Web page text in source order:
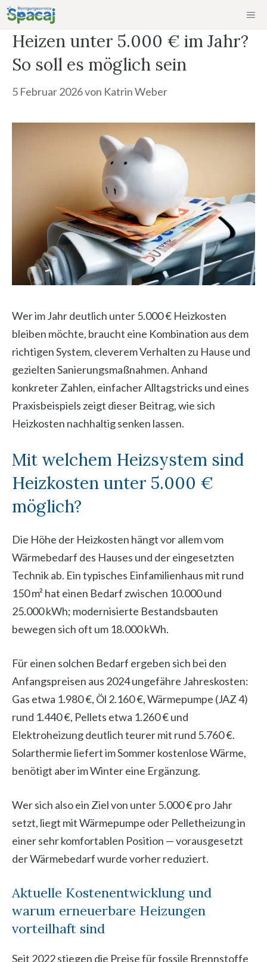
Zum
Inhalt
springen
Heizen unter 5.000 € im Jahr?
So soll es möglich sein
5 Februar 2026von Katrin Weber
Wer im Jahr deutlich unter 5.000 € Heizkosten
bleiben möchte, braucht eine Kombination aus dem
richtigen System, cleverem Verhalten zu Hause und
gezielten Sanierungsmaßnahmen. Anhand
konkreter Zahlen, einfacher Alltagstricks und eines
Praxisbeispiels zeigt dieser Beitrag, wie sich
Heizkosten nachhaltig senken lassen.
Mit welchem Heizsystem sind
Heizkosten unter 5.000 €
möglich?
Die Höhe der Heizkosten hängt vor allem vom
Wärmebedarf des Hauses und der eingesetzten
Technik ab. Ein typisches Einfamilienhaus mit rund
150 m² hat einen Bedarf zwischen 10.000 und
25.000 kWh; modernisierte Bestandsbauten
bewegen sich oft um 18.000 kWh.
Für einen solchen Bedarf ergeben sich bei den
Anfangspreisen aus 2024 ungefähre Jahreskosten:
Gas etwa 1.980 €, Öl 2.160 €, Wärmepumpe (JAZ 4)
rund 1.440 €, Pellets etwa 1.260 € und
Elektroheizung deutlich teurer mit rund 5.760 €.
Solarthermie liefert im Sommer kostenlose Wärme,
benötigt aber im Winter eine Ergänzung.
Wer sich also ein Ziel von unter 5.000 € pro Jahr
setzt, liegt mit Wärmepumpe oder Pelletheizung in
einer sehr komfortablen Position — vorausgesetzt
der Wärmebedarf wurde vorher reduziert.
Aktuelle Kostenentwicklung und
warum erneuerbare Heizungen
vorteilhaft sind
Seit 2022 stiegen die Preise für fossile Brennstoffe